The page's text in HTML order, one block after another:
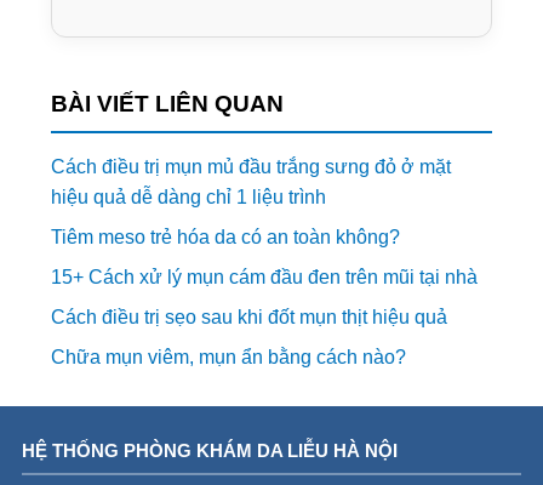
BÀI VIẾT LIÊN QUAN
Cách điều trị mụn mủ đầu trắng sưng đỏ ở mặt
hiệu quả dễ dàng chỉ 1 liệu trình
Tiêm meso trẻ hóa da có an toàn không?
15+ Cách xử lý mụn cám đầu đen trên mũi tại nhà
Cách điều trị sẹo sau khi đốt mụn thịt hiệu quả
Chữa mụn viêm, mụn ẩn bằng cách nào?
HỆ THỐNG PHÒNG KHÁM DA LIỄU HÀ NỘI